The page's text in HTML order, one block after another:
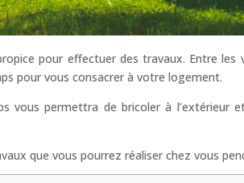
pour effectuer des travaux. Entre
pour vous consacrer à votre logement.
vous permettra de bricoler à l’extérieur
que vous pourrez réaliser chez vous